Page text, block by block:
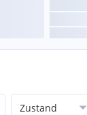
Zustand